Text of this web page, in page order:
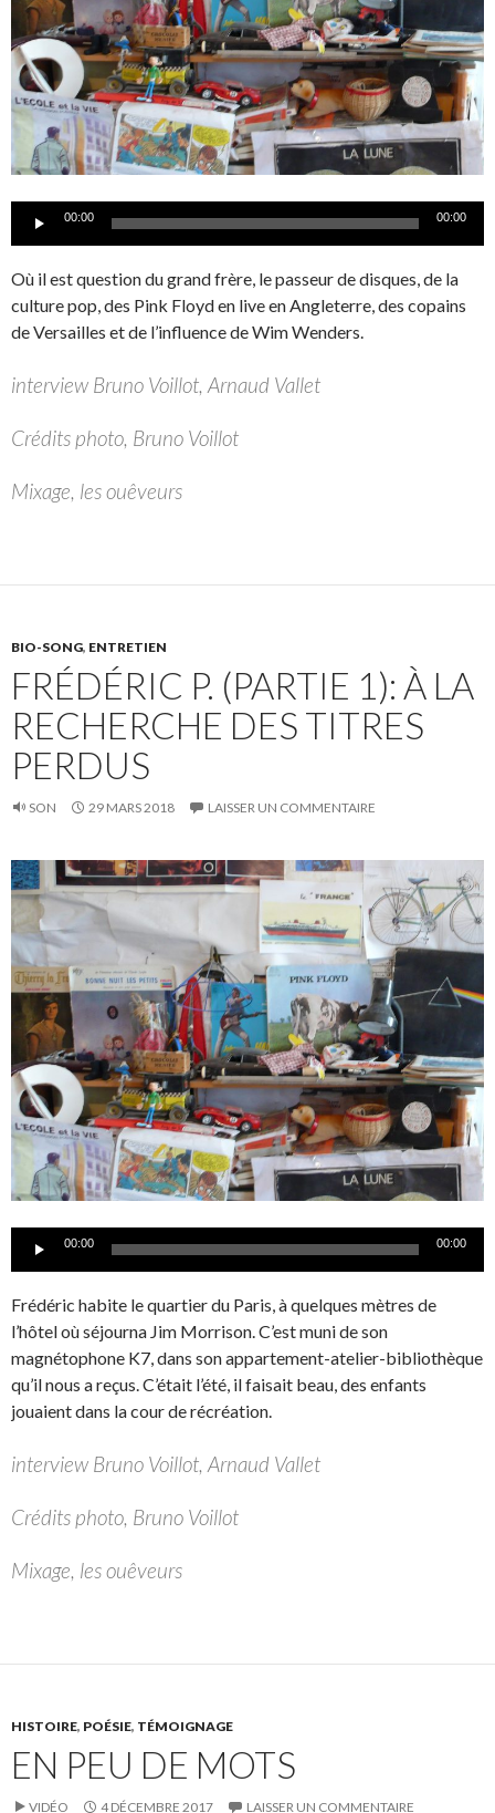
Lecteur00:00 00:00
Où il est question du grand frère, le passeur de disques, de la
culture pop, des Pink Floyd en live en Angleterre, des copains
de Versailles et de l’influence de Wim Wenders.
interview Bruno Voillot, Arnaud Vallet
Crédits photo, Bruno Voillot
Mixage, les ouêveurs
BIO-SONG, ENTRETIEN
FRÉDÉRIC P. (PARTIE 1): À LA
RECHERCHE DES TITRES
PERDUS
SON 29 MARS 2018 LAISSER UN COMMENTAIRE
Lecteur00:00 00:00
Frédéric habite le quartier du Paris, à quelques mètres de
l’hôtel où séjourna Jim Morrison. C’est muni de son
magnétophone K7, dans son appartement-atelier-bibliothèque
qu’il nous a reçus. C’était l’été, il faisait beau, des enfants
jouaient dans la cour de récréation.
interview Bruno Voillot, Arnaud Vallet
Crédits photo, Bruno Voillot
Mixage, les ouêveurs
HISTOIRE, POÉSIE, TÉMOIGNAGE
EN PEU DE MOTS
VIDÉO 4 DÉCEMBRE 2017 LAISSER UN COMMENTAIRE